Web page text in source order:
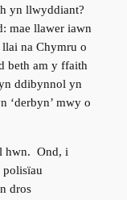
yn llwyddiant?
mae llawer iawn
na Chymru o
beth am y ffaith
ddibynnol yn
‘derbyn’ mwy o
hwn. Ond, i
polisïau
dros